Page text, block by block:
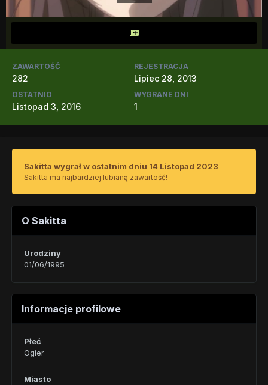
ZAWARTOŚĆ
282
REJESTRACJA
Lipiec 28, 2013
OSTATNIO
Listopad 3, 2016
WYGRANE DNI
1
Sakitta wygrał w ostatnim dniu 14 Listopad 2023
Sakitta ma najbardziej lubianą zawartość!
O Sakitta
Urodziny
01/06/1995
Informacje profilowe
Płeć
Ogier
Miasto